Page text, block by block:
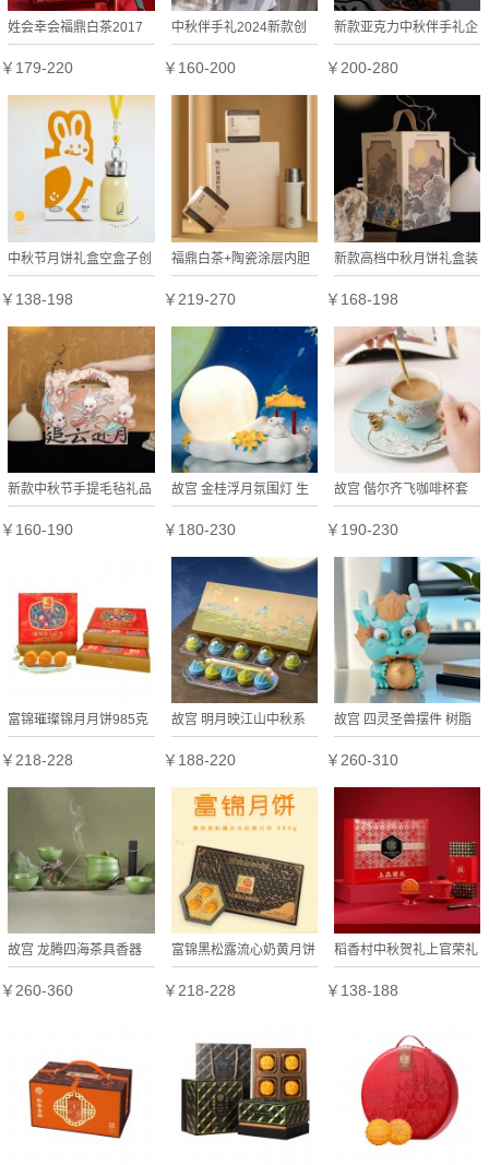
姓会幸会福鼎白茶2017
年高山寿眉手工龙珠茶球
中秋礼盒
￥179-220
中秋伴手礼2024新款创
意礼品恰逢其时企业送礼
定制
￥160-200
新款亚克力中秋伴手礼企
业送客户潮流高级小众可
定制礼盒
￥200-280
中秋节月饼礼盒空盒子创
意礼品伴手礼企业采购公
司员工送礼
￥138-198
福鼎白茶+陶瓷涂层内胆
随行保温杯2016寿眉小
茶饼老白茶中秋礼盒
￥219-270
新款高档中秋月饼礼盒装
新中式团购定制Logo送
礼月饼礼盒
￥168-198
新款中秋节手提毛毡礼品
环保装饰高档伴手礼原创
￥160-190
故宫 金桂浮月氛围灯 生
日礼物 故宫官方旗舰店
礼品伴手礼
￥180-230
故宫 偕尔齐飞咖啡杯套
装高颜值轻奢高级感杯子
生日礼物 官方正吕
￥190-230
富锦璀璨锦月月饼985克
8枚广东广式中秋送礼多
口味礼盒装
￥218-228
故宫 明月映江山中秋系
列礼盒 月饼 礼盒 餐具故
宫官方正品
￥188-220
故宫 四灵圣兽摆件 树脂
国风潮玩礼物 故宫文创
毕业礼物
￥260-310
故宫 龙腾四海茶具香器
套装 生日礼物 故宫官方
￥260-360
富锦黑松露流心奶黄月饼
400g8个装广东特产中秋
￥218-228
稻香村中秋贺礼上官荣礼
￥138-188